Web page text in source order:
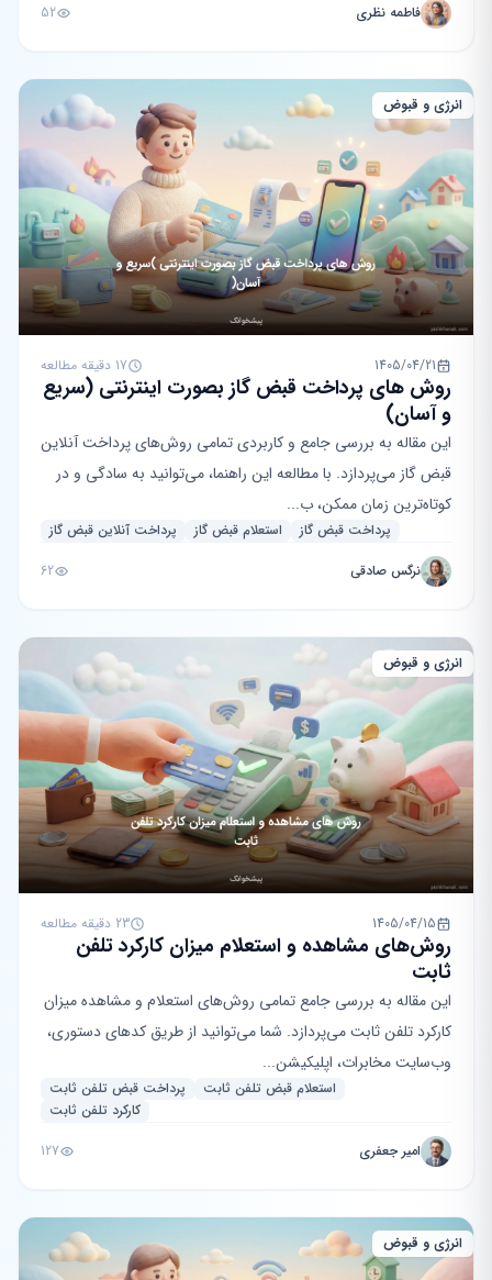
فاطمه نظری
52
انرژی و قبوض
1405/04/21 17 دقیقه مطالعه
روش های پرداخت قبض گاز بصورت اینترنتی (سریع
و آسان)
این مقاله به بررسی جامع و کاربردی تمامی روش‌های پرداخت آنلاین
قبض گاز می‌پردازد. با مطالعه این راهنما، می‌توانید به سادگی و در
کوتاه‌ترین زمان ممکن، ب...
پرداخت قبض گاز استعلام قبض گاز
پرداخت آنلاین قبض گاز
نرگس صادقی
62
انرژی و قبوض
1405/04/15 23 دقیقه مطالعه
روش‌های مشاهده و استعلام میزان کارکرد تلفن
ثابت
این مقاله به بررسی جامع تمامی روش‌های استعلام و مشاهده میزان
کارکرد تلفن ثابت می‌پردازد. شما می‌توانید از طریق کدهای دستوری،
وب‌سایت مخابرات، اپلیکیشن...
استعلام قبض تلفن ثابت
پرداخت قبض تلفن ثابت
کارکرد تلفن ثابت
امیر جعفری
127
انرژی و قبوض